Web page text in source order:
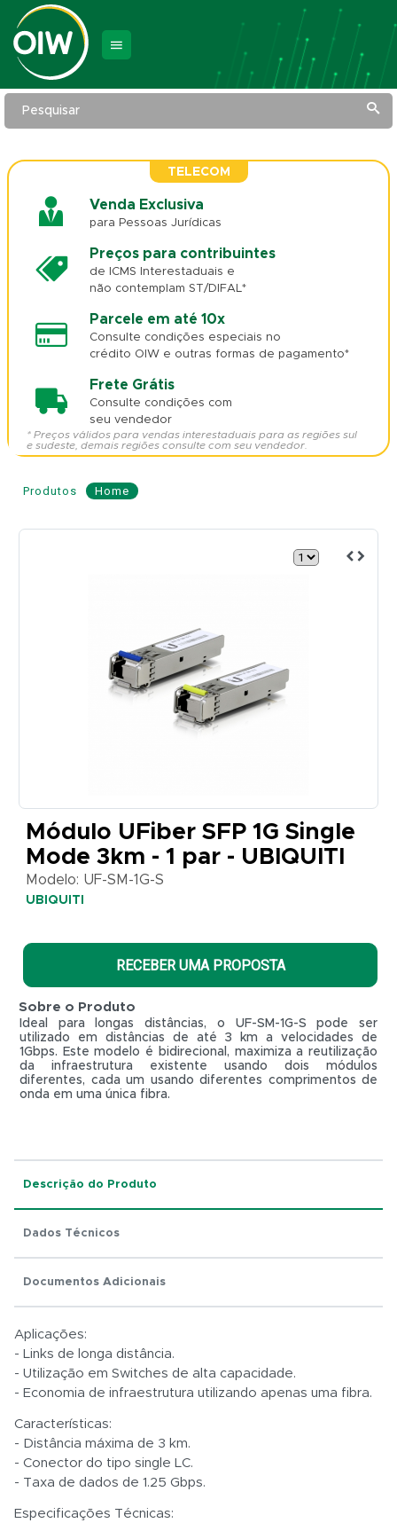
Pesquisar
TELECOM
Venda Exclusiva
para Pessoas Jurídicas
Preços para contribuintes
de ICMS Interestaduais e
não contemplam ST/DIFAL*
Parcele em até 10x
Consulte condições especiais no
crédito OIW e outras formas de pagamento*
Frete Grátis
Consulte condições com
seu vendedor
* Preços válidos para vendas interestaduais para as regiões sul
e sudeste, demais regiões consulte com seu vendedor.
Home
Produtos
Módulo
UBIQUITI
Modelo:
UF-SM-
UBIQUITI
Módulo UFiber SFP 1G Single
Mode 3km - 1 par - UBIQUITI
Modelo: UF-SM-1G-S
UBIQUITI
RECEBER UMA PROPOSTA
R$ 0,01
Total:
R$ 0,01
Sobre o Produto
Ideal para longas distâncias, o UF-SM-1G-S pode ser
utilizado em distâncias de até 3 km a velocidades de
1Gbps. Este modelo é bidirecional, maximiza a reutilização
da infraestrutura existente usando dois módulos
diferentes, cada um usando diferentes comprimentos de
onda em uma única fibra.
Descrição do Produto
Dados Técnicos
Documentos Adicionais
Aplicações:
- Links de longa distância.
- Utilização em Switches de alta capacidade.
- Economia de infraestrutura utilizando apenas uma fibra.
Características:
- Distância máxima de 3 km.
- Conector do tipo single LC.
- Taxa de dados de 1.25 Gbps.
Especificações Técnicas: